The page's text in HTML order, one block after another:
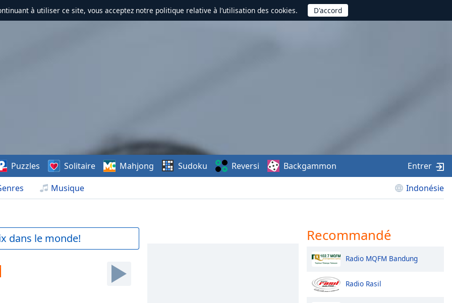
à utiliser ce site, vous acceptez notre politique relative à l’utilisation des cookies.
Musique Indonésie
Puzzles Solitaire Mahjong Sudoku Reversi Backgammon Entrer
dans le monde! Recommandé
Radio MQFM Bandung
Radio Rasil